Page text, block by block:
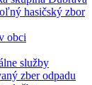
hasičský zbor
obci
služby
zber odpadu